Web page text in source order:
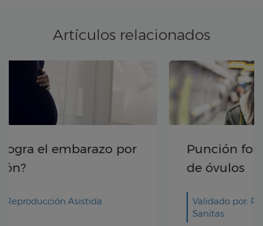
Artículos relacionados
Punción folicular en la donación
Validado por: Reproducción Asistida